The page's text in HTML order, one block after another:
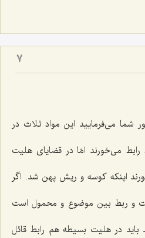
7
شما مى‌فرمایید این مواد ثلاث در
مى‌خورند امّا در قضایاى هلیت
اینكه كوسه و ریش پهن شد. اگر
و ربط بین موضوع و محمول است
باید در هلیت بسیطه هم رابط قائل